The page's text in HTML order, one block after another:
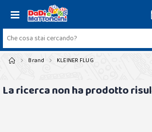
Brand KLEINER FLUG
La ricerca non ha prodotto